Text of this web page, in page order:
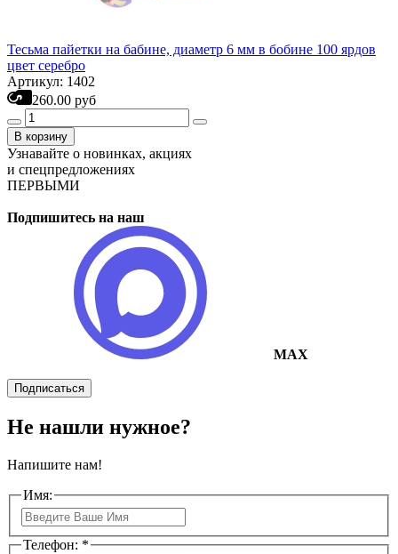
Тесьма пайетки на бабине, диаметр 6 мм в бобине 100 ярдов
цвет серебро
Артикул: 1402
260.00 руб
В корзину
Узнавайте о новинках, акциях
и спецпредложениях
ПЕРВЫМИ
Подпишитесь на наш
MAX
Подписаться
Не нашли нужное?
Напишите нам!
Имя:
Телефон: *